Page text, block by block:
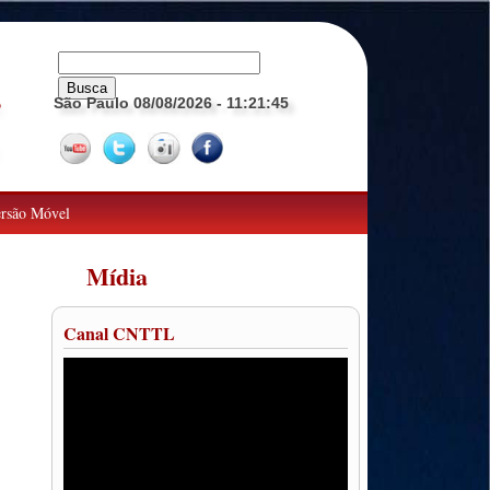
São Paulo 08/08/2026 - 11:21:46
Móvel
Mídia
Canal CNTTL